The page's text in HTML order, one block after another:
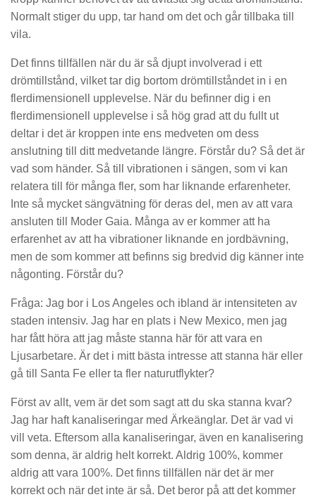
Normalt stiger du upp, tar hand om det och går tillbaka till
vila.
Det finns tillfällen när du är så djupt involverad i ett
drömtillstånd, vilket tar dig bortom drömtillståndet in i en
flerdimensionell upplevelse. När du befinner dig i en
flerdimensionell upplevelse i så hög grad att du fullt ut
deltar i det är kroppen inte ens medveten om dess
anslutning till ditt medvetande längre. Förstår du? Så det är
vad som händer. Så till vibrationen i sängen, som vi kan
relatera till för många fler, som har liknande erfarenheter.
Inte så mycket sängvätning för deras del, men av att vara
ansluten till Moder Gaia. Många av er kommer att ha
erfarenhet av att ha vibrationer liknande en jordbävning,
men de som kommer att befinns sig bredvid dig känner inte
någonting. Förstår du?
Fråga: Jag bor i Los Angeles och ibland är intensiteten av
staden intensiv. Jag har en plats i New Mexico, men jag
har fått höra att jag måste stanna här för att vara en
Ljusarbetare. Är det i mitt bästa intresse att stanna här eller
gå till Santa Fe eller ta fler naturutflykter?
Först av allt, vem är det som sagt att du ska stanna kvar?
Jag har haft kanaliseringar med Ärkeänglar. Det är vad vi
vill veta. Eftersom alla kanaliseringar, även en kanalisering
som denna, är aldrig helt korrekt. Aldrig 100%, kommer
aldrig att vara 100%. Det finns tillfällen när det är mer
korrekt och när det inte är så. Det beror på att det kommer